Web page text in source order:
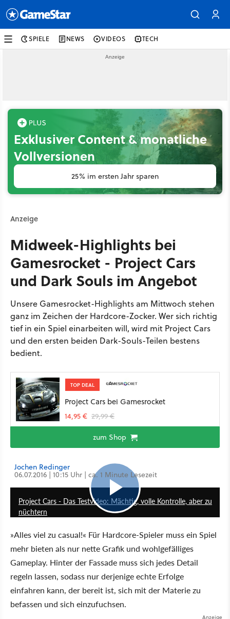
SPIELE NEWS VIDEOS TECH
Exklusiver Content & monatliche
Vollversionen
25% im ersten Jahr sparen
Anzeige
Midweek-Highlights bei
Gamesrocket - Project Cars
und Dark Souls im Angebot
Unsere Gamesrocket-Highlights am Mittwoch stehen
ganz im Zeichen der Hardcore-Zocker. Wer sich richtig
tief in ein Spiel einarbeiten will, wird mit Project Cars
und den ersten beiden Dark-Souls-Teilen bestens
bedient.
TOP DEAL
Project Cars bei Gamesrocket
14,95 € 29,99 €
zum Shop
Jochen Redinger
06.07.2016 | 10:15 Uhr | ca. 1 Minute Lesezeit
Project Cars - Das Testvideo: Mächtig, volle Kontrolle, aber zu
nüchtern
»Alles viel zu casual!« Für Hardcore-Spieler muss ein Spiel
mehr bieten als nur nette Grafik und wohlgefälliges
Gameplay. Hinter der Fassade muss sich jedes Detail
regeln lassen, sodass nur derjenige echte Erfolge
einfahren kann, der bereit ist, sich mit der Materie zu
befassen und sich einzufuchsen.